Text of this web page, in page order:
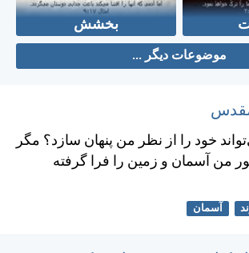
بخشش
موضوعات دیگر ...
مقدس
خود را از نظر من پنهان سازد؟ مگر
من آسمان و زمين را فرا گرفته
آسمان